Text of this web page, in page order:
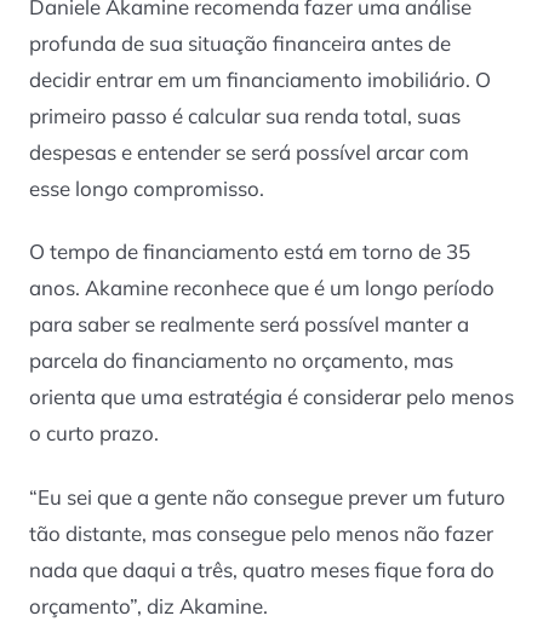
Daniele Akamine recomenda fazer uma análise
profunda de sua situação financeira antes de
decidir entrar em um financiamento imobiliário. O
primeiro passo é calcular sua renda total, suas
despesas e entender se será possível arcar com
esse longo compromisso.
O tempo de financiamento está em torno de 35
anos. Akamine reconhece que é um longo período
para saber se realmente será possível manter a
parcela do financiamento no orçamento, mas
orienta que uma estratégia é considerar pelo menos
o curto prazo.
“Eu sei que a gente não consegue prever um futuro
tão distante, mas consegue pelo menos não fazer
nada que daqui a três, quatro meses fique fora do
orçamento”, diz Akamine.